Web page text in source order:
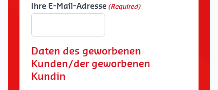
Ihre E-Mail-Adresse (Required)
Daten des geworbenen
Kunden/der geworbenen
Kundin